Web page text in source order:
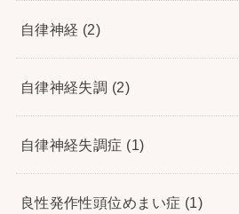
自律神経 (2)
自律神経失調 (2)
自律神経失調症 (1)
良性発作性頭位めまい症 (1)